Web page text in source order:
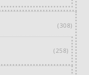
(308)
(258)